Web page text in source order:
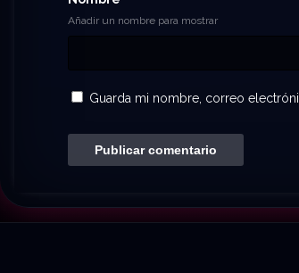
Añadir un nombre para mostrar
Guarda mi nombre, correo